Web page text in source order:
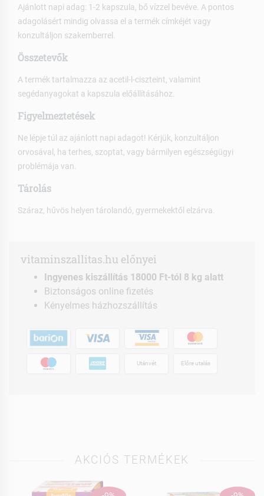
Ajánlott napi adag: 1-2 kapszula, bő vízzel bevéve. A pontos
adagolásért mindig olvassa el a termék címkéjét vagy
konzultáljon szakemberrel.
Összetevők
A termék tartalmazza az acetil-l-ciszteint, valamint
segédanyagokat a kapszula előállításához.
Figyelmeztetések
Ne lépje túl az ajánlott napi adagot! Kérjük, konzultáljon
orvosával, ha terhes, szoptat, vagy bármilyen egészségügyi
problémája van.
Tárolás
Száraz, hűvös helyen tárolandó, gyermekektől elzárva.
vitaminszallitas.hu előnyei
Ingyenes kiszállítás 18000 Ft-tól 8 kg alatt
Biztonságos online fizetés
Kényelmes házhozszállítás
Utánvét Előre utalás
AKCIÓS TERMÉKEK